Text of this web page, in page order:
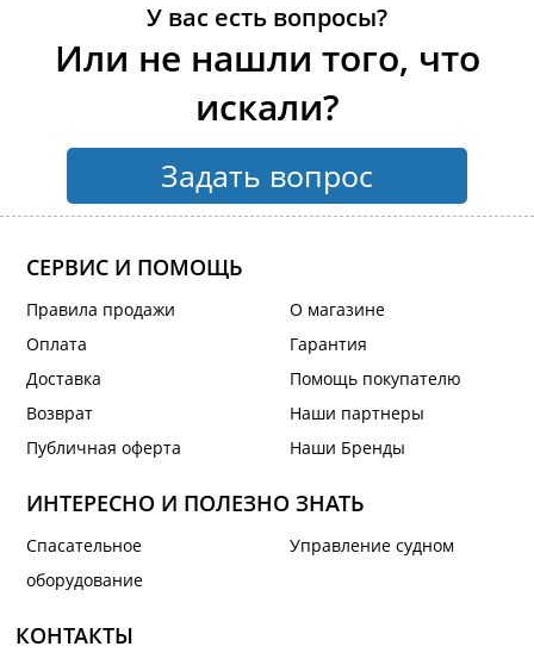
У вас есть вопросы?
Или не нашли того, что
искали?
Задать вопрос
СЕРВИС И ПОМОЩЬ
Правила продажи
Оплата
Доставка
Возврат
Публичная оферта
О магазине
Гарантия
Помощь покупателю
Наши партнеры
Наши Бренды
ИНТЕРЕСНО И ПОЛЕЗНО ЗНАТЬ
Спасательное
оборудование
Управление судном
КОНТАКТЫ